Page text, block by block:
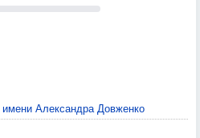
имени Александра Довженко